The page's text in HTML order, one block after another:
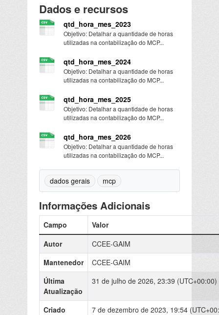
Dados e recursos
qtd_hora_mes_2023
Objetivo: Detalhar a quantidade de horas
utilizadas na contabilização do MCP...
qtd_hora_mes_2024
Objetivo: Detalhar a quantidade de horas
utilizadas na contabilização do MCP...
qtd_hora_mes_2025
Objetivo: Detalhar a quantidade de horas
utilizadas na contabilização do MCP...
qtd_hora_mes_2026
Objetivo: Detalhar a quantidade de horas
utilizadas na contabilização do MCP...
dados gerais mcp
Informações Adicionais
Campo
Valor
Autor
CCEE-GAIM
Mantenedor
CCEE-GAIM
Última
Atualização
31 de julho de 2026, 23:39 (UTC+00:00)
Criado
7 de dezembro de 2023, 19:54